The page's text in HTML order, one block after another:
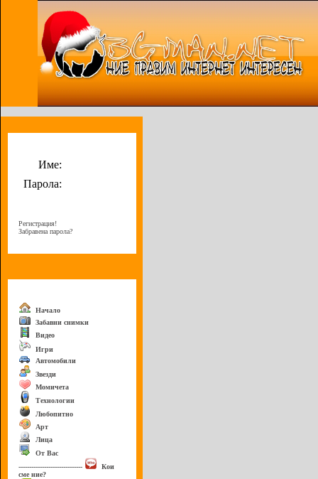
Име:
Парола:
Регистрация!
Забравена парола?
Начало
Забавни снимки
Видео
Игри
Автомобили
Звезди
Момичета
Технологии
Любопитно
Арт
Лица
От Вас
------------------------------
Кои
сме ние?